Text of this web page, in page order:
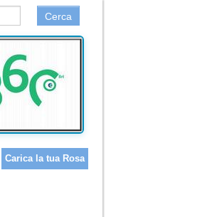
Cerca
Carica la tua Rosa